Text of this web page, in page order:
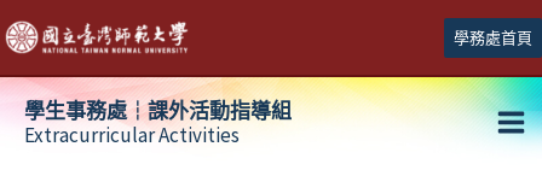
跳
至
主
學務處首頁
學生事務處┆課外活動指導組
Extracurricular Activities